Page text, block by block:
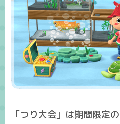
「つり大会」は期間限定